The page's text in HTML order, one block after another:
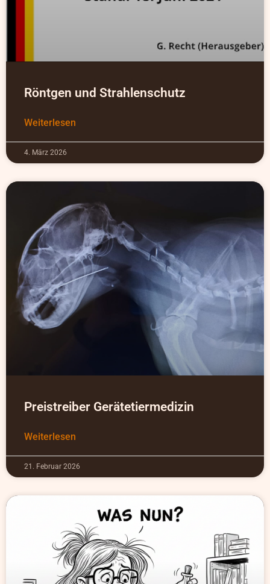
Röntgen und Strahlenschutz
Weiterlesen
4. März 2026
Preistreiber Gerätetiermedizin
Weiterlesen
21. Februar 2026